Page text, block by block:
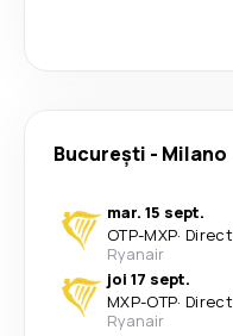
București - Milano
mar. 15 sept.
OTP-MXP· Direct
Ryanair
joi 17 sept.
MXP-OTP· Direct
Ryanair